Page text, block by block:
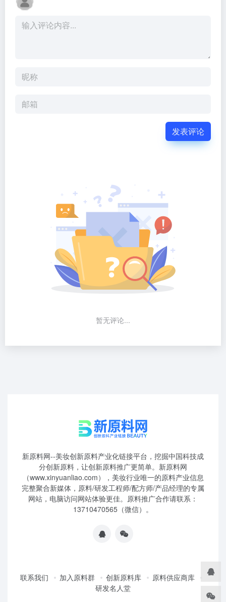
发表评论
暂无评论...
新原料网--美妆创新原料产业化链接平台，挖掘中国科技成
分创新原料，让创新原料推广更简单。新原料网
（www.xinyuanliao.com），美妆行业唯一的原料产业信息
完整聚合新媒体，原料/研发工程师/配方师/产品经理的专属
网站，电脑访问网站体验更佳。原料推广合作请联系：
13710470565（微信）。
联系我们 加入原料群 创新原料库
原料供应商库
研发名人堂